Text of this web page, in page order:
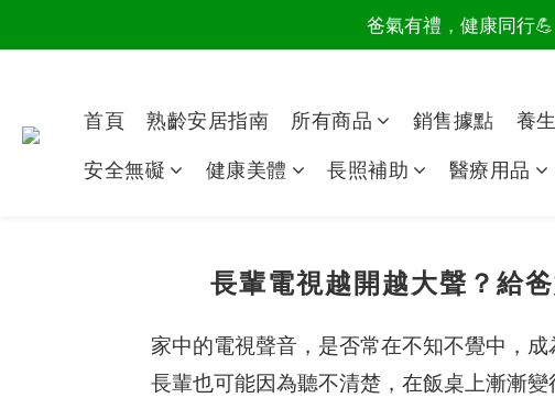
讀懂爸爸總說
爸氣有禮，健康同行
讀懂爸爸總
首頁 熟齡安居指南 所有商品 銷售據點 養
安全無礙
健康美體 長照補助 醫療用品
長輩電視越開越大聲？給
家中的電視聲音，是否常在不知不覺中，
長輩也可能因為聽不清楚，在飯桌上漸漸